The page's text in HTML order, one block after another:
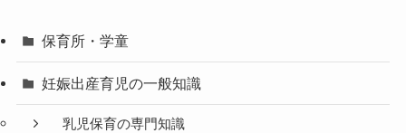
保育所・学童
妊娠出産育児の一般知識
乳児保育の専門知識